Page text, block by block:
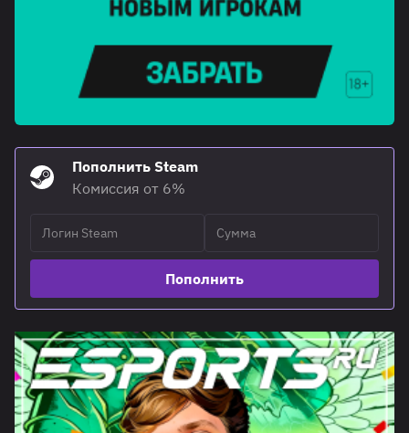
Пополнить Steam
Комиссия от 6%
Пополнить